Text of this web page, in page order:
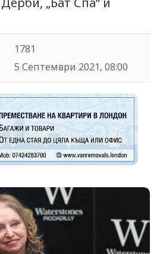
1781
5 Септември 2021, 08:00